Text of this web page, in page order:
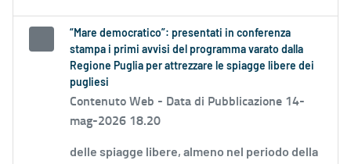
“Mare democratico”: presentati in conferenza
stampa i primi avvisi del programma varato dalla
Regione Puglia per attrezzare le spiagge libere dei
pugliesi
Contenuto Web - Data di Pubblicazione 14-
mag-2026 18.20
delle spiagge libere, almeno nel periodo della